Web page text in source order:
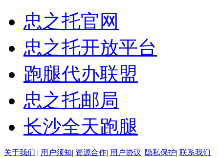
忠之托官网
忠之托开放平台
跑腿代办联盟
忠之托邮局
长沙全天跑腿
关于我们 | 用户须知| 资源合作| 用户协议| 隐私保护| 联系我们